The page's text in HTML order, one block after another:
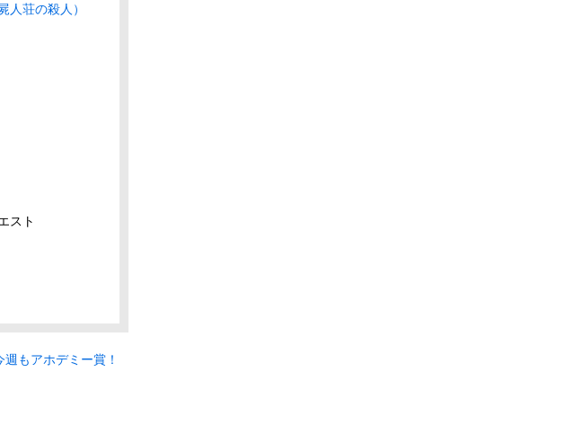
人荘の殺人）
スト
週もアホデミー賞！